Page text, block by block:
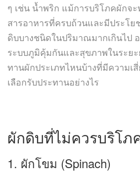
ๆ เช่น น้ำพริก แม้การบริโภคผักจะ
สารอาหารที่ครบถ้วนและมีประโ
ดิบบางชนิดในปริมาณมากเกินไป
ระบบภูมิคุ้มกันและสุขภาพในระย
ทานผักประเภทไหนบ้างที่มีความเ
เลือกรับประทานอย่างไร
ผักดิบที่ไม่ควรบริโภ
1. ผักโขม (Spinach)